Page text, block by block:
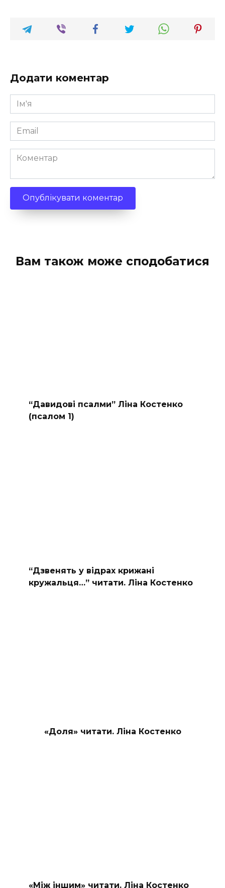
Додати коментар
Ім'я
*
Email
*
Коментар
Вам також може сподобатися
“Давидові псалми” Ліна Костенко
(псалом 1)
“Дзвенять у відрах крижані
кружальця…” читати. Ліна Костенко
«Доля» читати. Ліна Костенко
«Між іншим» читати. Ліна Костенко